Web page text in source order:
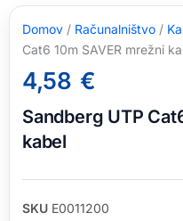
Domov / Računalništvo /
Cat6 10m SAVER mrežni
4,58 €
Sandberg UTP
kabel
SKU E0011200